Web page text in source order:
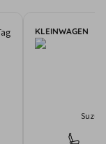
KLEINWAGEN